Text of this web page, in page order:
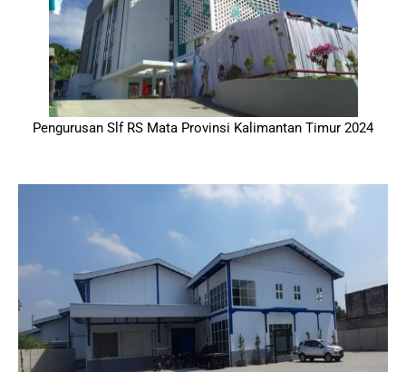
Pengurusan Slf RS Mata Provinsi Kalimantan Timur 2024